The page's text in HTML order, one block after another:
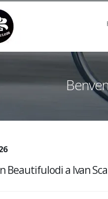
Beautifulodi a Ivan